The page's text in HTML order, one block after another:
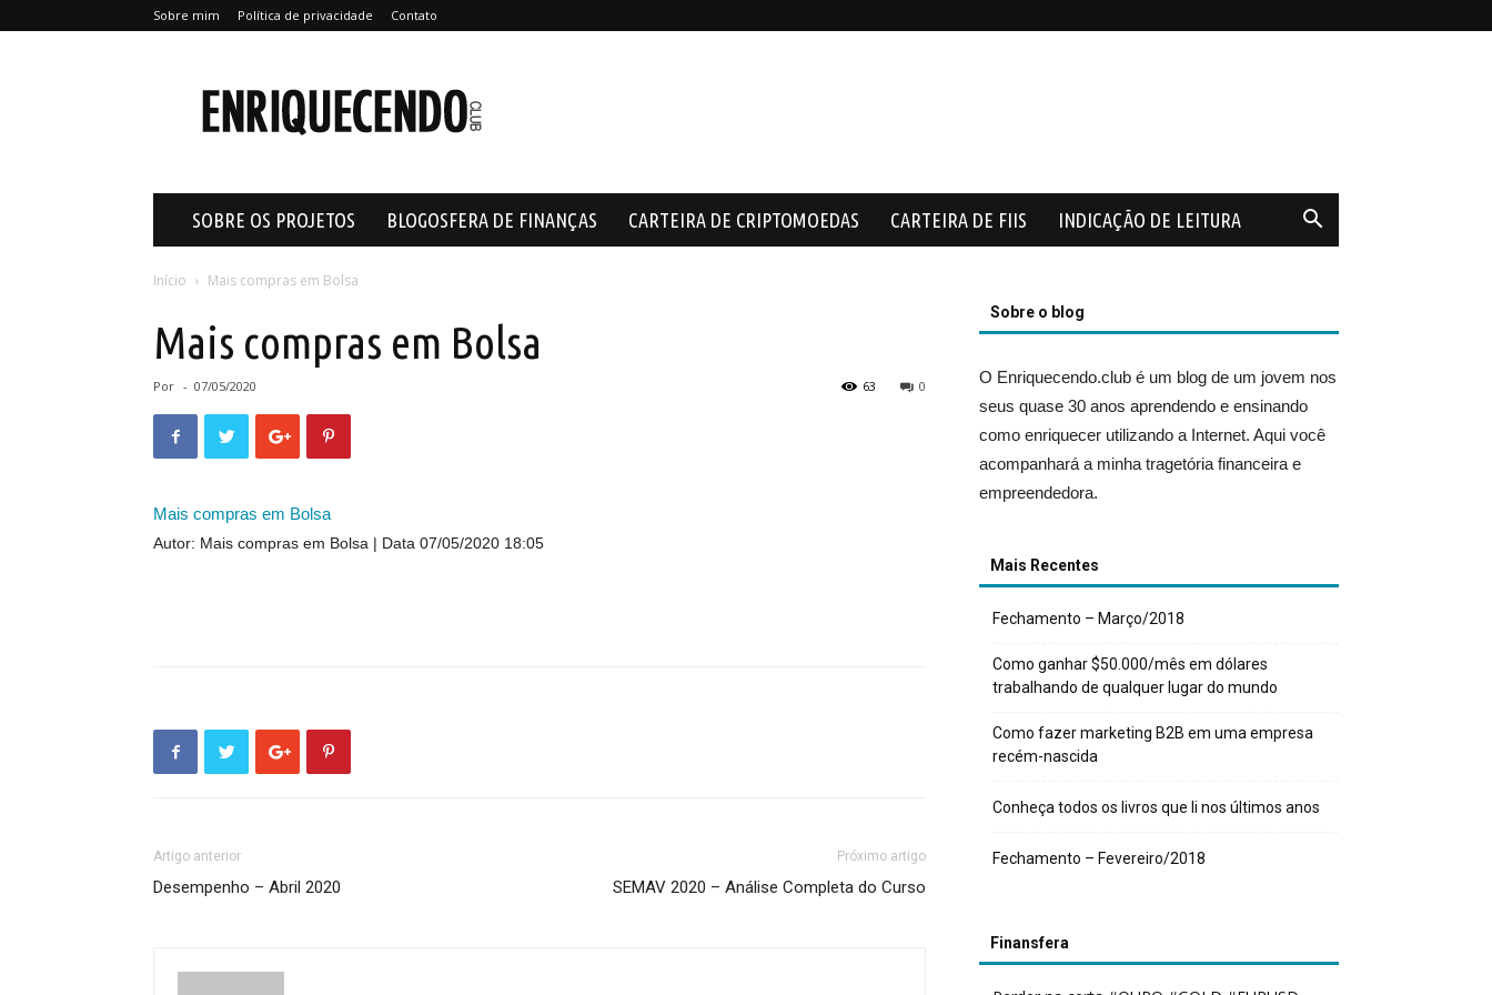
Sobre mim Política de privacidade Contato
SOBRE OS PROJETOS BLOGOSFERA DE FINANÇAS CARTEIRA DE CRIPTOMOEDAS CARTEIRA DE FIIS INDICAÇÃO DE LEITURA
Início Mais compras em Bolsa
Mais compras em Bolsa
Por - 07/05/2020 0
63
Mais compras em Bolsa
Autor: Mais compras em Bolsa Data 07/05/2020 18:05
Artigo anterior
Desempenho – Abril 2020
Próximo artigo
SEMAV 2020 – Análise Completa do Curso
Sobre o blog
O Enriquecendo.club é um blog de um jovem nos
seus quase 30 anos aprendendo e ensinando
como enriquecer utilizando a Internet. Aqui você
acompanhará a minha tragetória financeira e
empreendedora.
Mais Recentes
Fechamento – Março/2018
Como ganhar $50.000/mês em dólares
trabalhando de qualquer lugar do mundo
Como fazer marketing B2B em uma empresa
recém-nascida
Conheça todos os livros que li nos últimos anos
Fechamento – Fevereiro/2018
Finansfera